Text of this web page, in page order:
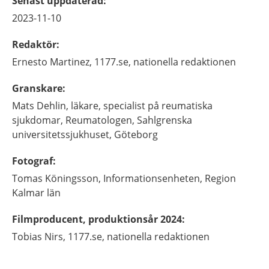
2023-11-10
Redaktör:
Ernesto Martinez, 1177.se, nationella redaktionen
Granskare:
Mats Dehlin, läkare, specialist på reumatiska
sjukdomar, Reumatologen, Sahlgrenska
universitetssjukhuset, Göteborg
Fotograf:
Tomas Köningsson, Informationsenheten, Region
Kalmar län
Filmproducent, produktionsår 2024:
Tobias Nirs, 1177.se, nationella redaktionen